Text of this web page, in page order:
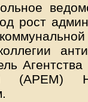
рост
(АРЕМ)